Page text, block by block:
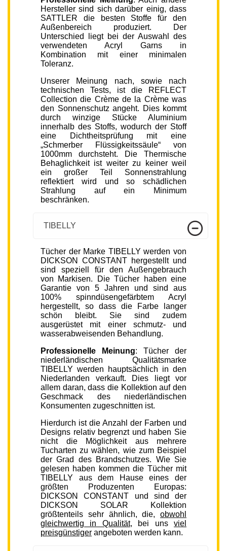
Hersteller sind sich darüber einig, dass
SATTLER die besten Stoffe für den
Außenbereich produziert. Der
Unterschied liegt bei der Auswahl des
verwendeten Acryl Garns in
Kombination mit einer minimalen
Toleranz.
Unserer Meinung nach, sowie nach
technischen Tests, ist die REFLECT
Collection die Crème de la Crème was
den Sonnenschutz angeht. Dies kommt
durch winzige Stücke Aluminium
innerhalb des Stoffs, wodurch der Stoff
eine Dichtheitsprüfung mit eine
„Schmerber Flüssigkeitssäule“ von
1000mm durchsteht. Die Thermische
Behaglichkeit ist weiter zu keiner weil
ein großer Teil Sonnenstrahlung
reflektiert wird und so schädlichen
Strahlung auf ein Minimum
beschränken.
TIBELLY
Tücher der Marke TIBELLY werden von
DICKSON CONSTANT hergestellt und
sind speziell für den Außengebrauch
von Markisen. Die Tücher haben eine
Garantie von 5 Jahren und sind aus
100% spinndüsengefärbtem Acryl
hergestellt, so dass die Farbe langer
schön bleibt. Sie sind zudem
ausgerüstet mit einer schmutz- und
wasserabweisenden Behandlung.
Professionelle Meinung: Tücher der
niederländischen Qualitätsmarke
TIBELLY werden hauptsächlich in den
Niederlanden verkauft. Dies liegt vor
allem daran, dass die Kollektion auf den
Geschmack des niederländischen
Konsumenten zugeschnitten ist.
Hierdurch ist die Anzahl der Farben und
Designs relativ begrenzt und haben Sie
nicht die Möglichkeit aus mehrere
Tucharten zu wählen, wie zum Beispiel
der Grad des Brandschutzes. Wie Sie
gelesen haben kommen die Tücher mit
TIBELLY aus dem Hause eines der
größten Produzenten Europas:
DICKSON CONSTANT und sind der
DICKSON SOLAR Kollektion
größtenteils sehr ähnlich, die, obwohl
gleichwertig in Qualität, bei unsviel
preisgünstiger angeboten werden kann.